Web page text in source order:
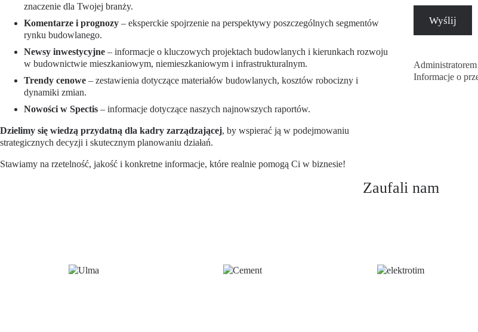
znaczenie dla Twojej branży.
Komentarze i prognozy – eksperckie spojrzenie na perspektywy poszczególnych segmentów
rynku budowlanego.
Newsy inwestycyjne – informacje o kluczowych projektach budowlanych i kierunkach rozwoju
w budownictwie mieszkaniowym, niemieszkaniowym i infrastrukturalnym.
Trendy cenowe – zestawienia dotyczące materiałów budowlanych, kosztów robocizny i
dynamiki zmian.
Nowości w Spectis – informacje dotyczące naszych najnowszych raportów.
Dzielimy się wiedzą przydatną dla kadry zarządzającej, by wspierać ją w podejmowaniu
strategicznych decyzji i skutecznym planowaniu działań.
Stawiamy na rzetelność, jakość i konkretne informacje, które realnie pomogą Ci w biznesie!
Wyślij
Informacje o
Zaufali nam